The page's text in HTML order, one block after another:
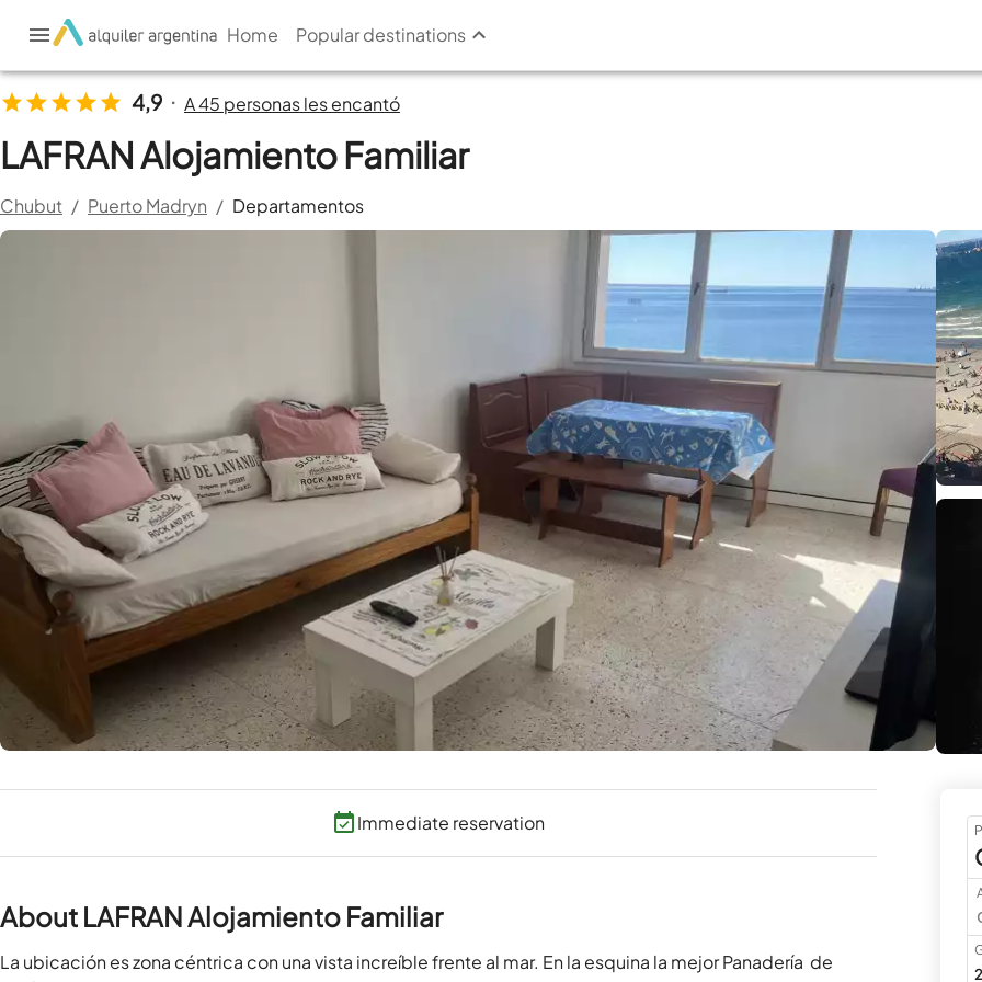
Home Popular destinations
4,9 • A 45 personas les encantó
LAFRAN Alojamiento Familiar
Chubut / Puerto Madryn / Departamentos
Immediate reservation
About LAFRAN Alojamiento Familiar
La ubicación es zona céntrica con una vista increíble frente al mar. En la esquina la mejor Panadería  de